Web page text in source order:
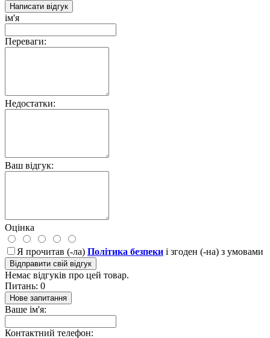
Написати відгук
ім'я
Переваги:
Недостатки:
Ваш відгук:
Оцінка
Я прочитав (-ла) Політика безпеки і згоден (-на) з умовами
Відправити свій відгук
Немає відгуків про цей товар.
Питань: 0
Нове запитання
Ваше ім'я:
Контактний телефон: